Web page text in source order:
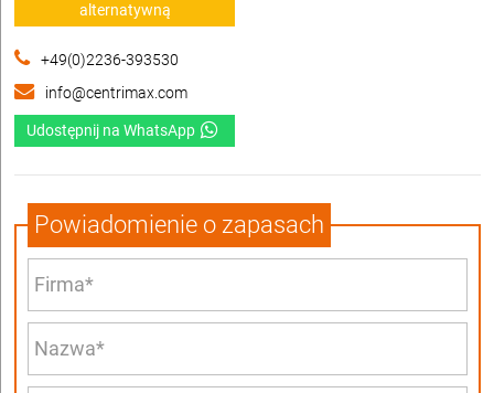
alternatywną
+49(0)2236-393530
info@centrimax.com
Udostępnij na WhatsApp
Powiadomienie o zapasach